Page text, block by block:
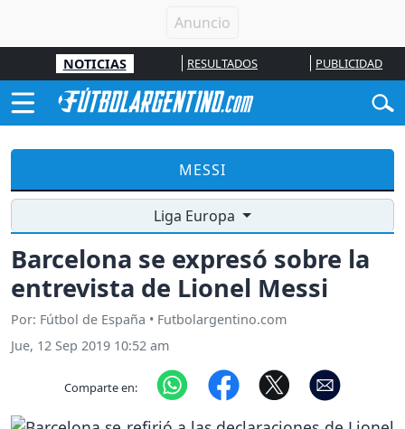
NOTICIAS RESULTADOS PUBLICIDAD
MESSI
Liga Europa
Barcelona se expresó sobre la
entrevista de Lionel Messi
Por: Fútbol de España • Futbolargentino.com
Jue, 12 Sep 2019 10:52 am
Comparte en: